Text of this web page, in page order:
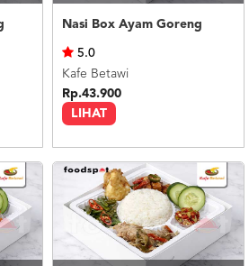
Nasi Box Ayam Goreng
LIHAT
5.0
Kafe Betawi
Rp.43.900